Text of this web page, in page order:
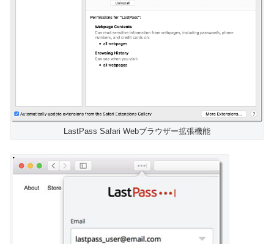
LastPass Safari Webブラウザー拡張機能